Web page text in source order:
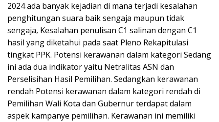
2024 ada banyak kejadian di mana terjadi kesalahan
penghitungan suara baik sengaja maupun tidak
sengaja, Kesalahan penulisan C1 salinan dengan C1
hasil yang diketahui pada saat Pleno Rekapitulasi
tingkat PPK. Potensi kerawanan dalam kategori Sedang
ini ada dua indikator yaitu Netralitas ASN dan
Perselisihan Hasil Pemilihan. Sedangkan kerawanan
rendah Potensi kerawanan dalam kategori rendah di
Pemilihan Wali Kota dan Gubernur terdapat dalam
aspek kampanye pemilihan. Kerawanan ini memiliki